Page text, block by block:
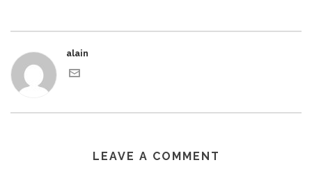
alain
LEAVE A COMMENT